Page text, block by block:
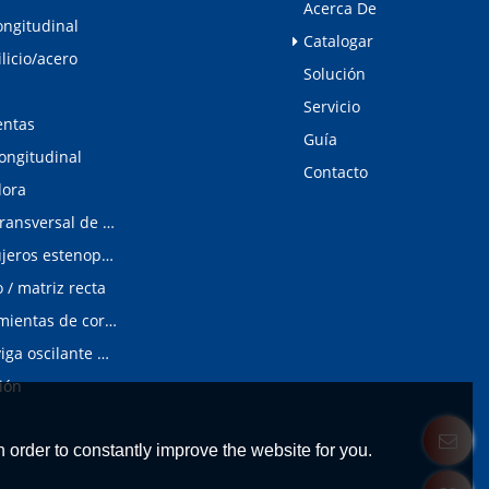
acero
Línea de corte transversal de acero al silicio
Detector de agujeros estenopeicos
/ matriz recta
Matrices/Herramientas de corte longitudinal
cizalladura de viga oscilante modular
Acerca De
Catalogar
Solución
Servicio
Guía
Contacto
to constantly improve the website for you.